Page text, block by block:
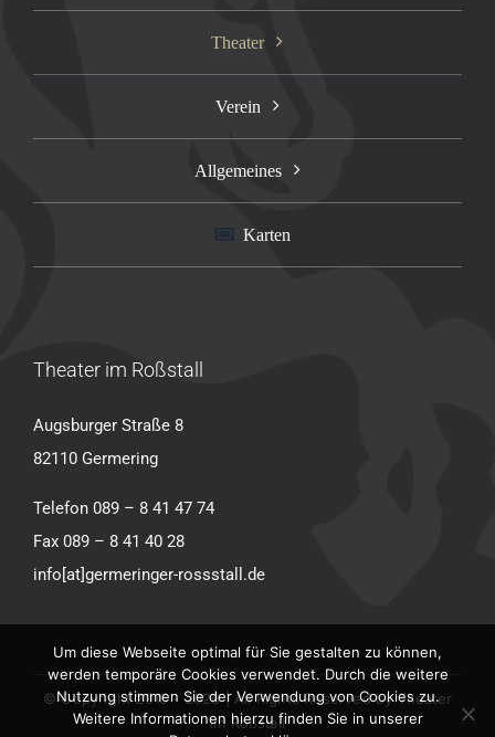
Theater
Verein
Allgemeines
Karten
Theater im Roßstall
Augsburger Straße 8
82110 Germering
Telefon 089 – 8 41 47 74
Fax 089 – 8 41 40 28
info[at]germeringer-rossstall.de
© Copyright 2015 - 2026 | All Rights Reserved by Theater
im Roßstall
Um diese Webseite optimal für Sie gestalten zu können,
werden temporäre Cookies verwendet. Durch die weitere
Nutzung stimmen Sie der Verwendung von Cookies zu.
Weitere Informationen hierzu finden Sie in unserer